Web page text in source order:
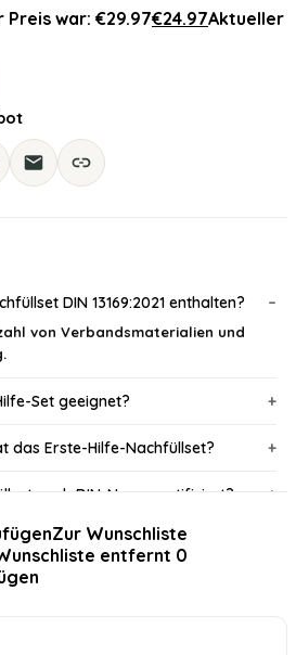
Preis war: €29.97€24.97Aktueller
DIN 13169:2021 enthalten?
von Verbandsmaterialien und
Set geeignet?
das Erste-Hilfe-Nachfüllset?
nach DIN-Norm zertifiziert?
Zwecke verwenden?
Nachfüllset kaufen?
Zur Wunschliste
entfernt 0